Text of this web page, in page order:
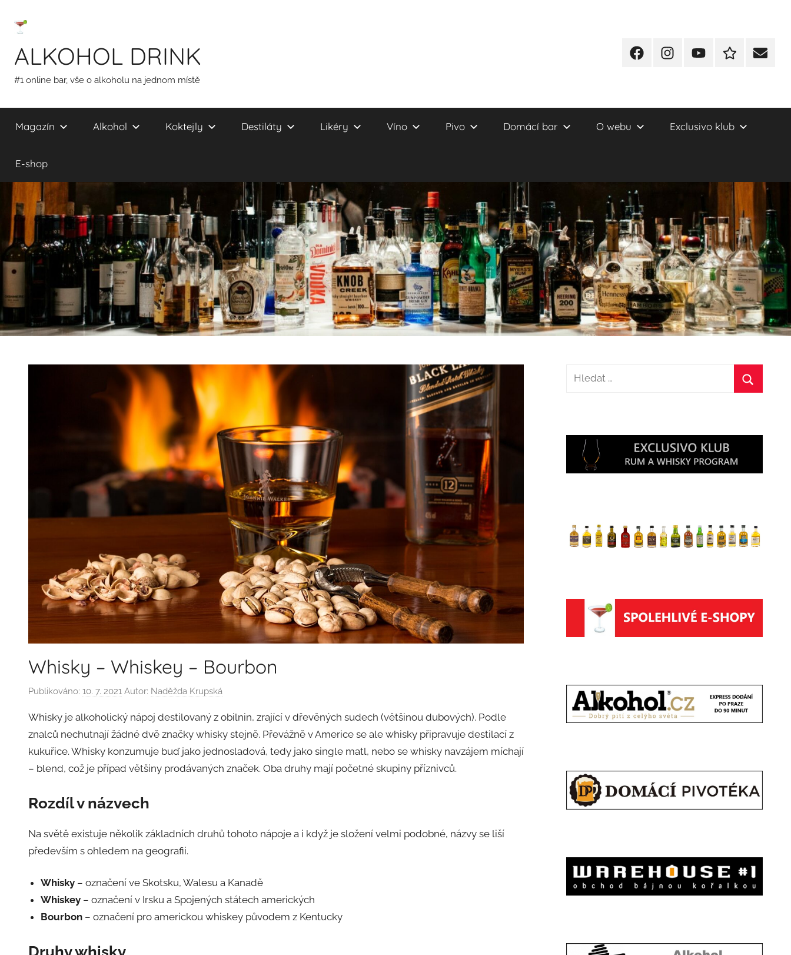
ALKOHOL DRINK
#1 online bar, vše o alkoholu na jednom místě
FacebookInstagram
YT
Redakční
E-
Magazín Alkohol Koktejly Destiláty Likéry Víno Pivo Domácí bar O webu Exclusivo klub
E-shop
Whisky – Whiskey – Bourbon
Publikováno: 10. 7. 2021 Autor: Naděžda Krupská
Whisky je alkoholický nápoj destilovaný z obilnin, zrající v dřevěných sudech (většinou dubových). Podle
znalců nechutnají žádné dvě značky whisky stejně. Převážně v Americe se ale whisky připravuje destilací z
kukuřice. Whisky konzumuje buď jako jednosladová, tedy jako single matl, nebo se whisky navzájem míchají
– blend, což je případ většiny prodávaných značek. Oba druhy mají početné skupiny příznivců.
Rozdíl v názvech
Na světě existuje několik základních druhů tohoto nápoje a i když je složení velmi podobné, názvy se liší
především s ohledem na geografii.
Whisky – označení ve Skotsku, Walesu a Kanadě
Whiskey – označení v Irsku a Spojených státech amerických
Bourbon – označení pro americkou whiskey původem z Kentucky
Hledat: